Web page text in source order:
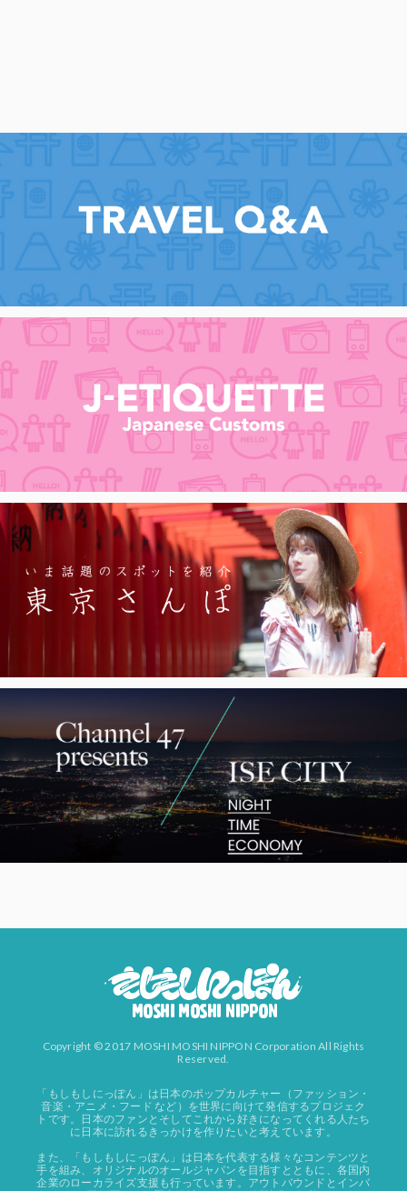
Copyright © 2017 MOSHI MOSHI NIPPON Corporation All Rights
Reserved.
「もしもしにっぽん」は日本のポップカルチャー（ファッション・
音楽・アニメ・フード など）を世界に向けて発信するプロジェク
トです。日本のファンとそしてこれから好きになってくれる人たち
に日本に訪れるきっかけを作りたいと考えています。
また、「もしもしにっぽん」は日本を代表する様々なコンテンツと
手を組み、オリジナルのオールジャパンを目指すとともに、各国内
企業のローカライズ支援も行っています。アウトバウンドとインバ